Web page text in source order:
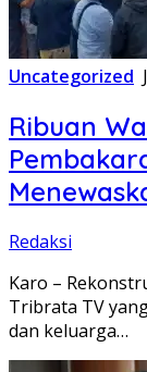
Uncategorized
Ribuan
Redaksi
Karo –
Tribrata TV
dan keluarga…